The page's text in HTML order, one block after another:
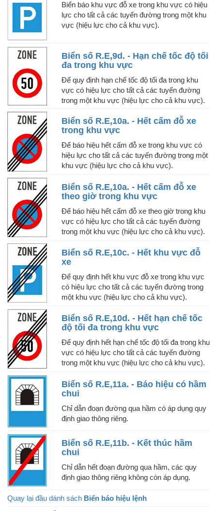
Biển báo khu vực đỗ xe trong khu vực có hiệu
lực cho tất cả các tuyến đường trong một khu
vực (hiệu lực cho cả khu vực).
Biển số R.E,9d. - Hạn chế tốc độ tối
đa trong khu vực
Để quy định hạn chế tốc độ tối đa trong khu
vực có hiệu lực cho tất cả các tuyến đường
trong một khu vực (hiệu lực cho cả khu vực).
Biển số R.E,10a. - Hết cấm đỗ xe
trong khu vực
Để báo hiệu hết cấm đỗ xe trong khu vực có
hiệu lực cho tất cả các tuyến đường trong một
khu vực (hiệu lực cho cả khu vực).
Biển số R.E,10a. - Hết cấm đỗ xe
theo giờ trong khu vực
Để báo hiệu hết cấm đỗ xe theo giờ trong khu
vực có hiệu lực cho tất cả các tuyến đường
trong một khu vực (hiệu lực cho cả khu vực).
Biển số R.E,10c. - Hết khu vực đỗ
xe
Để quy định hết khu vực đỗ xe trong khu vực
có hiệu lực cho tất cả các tuyến đường trong
một khu vực (hiệu lực cho cả khu vực).
Biển số R.E,10d. - Hết hạn chế tốc
độ tối đa trong khu vực
Để quy định hết hạn chế tốc độ tối đa trong khu
vực có hiệu lực cho tất cả các tuyến đường
trong một khu vực (hiệu lực cho cả khu vực).
Biển số R.E,11a. - Báo hiệu có hầm
chui
Chỉ dẫn đoạn đường qua hầm có áp dụng quy
định giao thông riêng.
Biển số R.E,11b. - Kết thúc hầm
chui
Chỉ dẫn hết đoạn đường qua hầm, các quy
định giao thông riêng không còn áp dụng.
Quay lại đầu dánh sách Biển báo hiệu lệnh